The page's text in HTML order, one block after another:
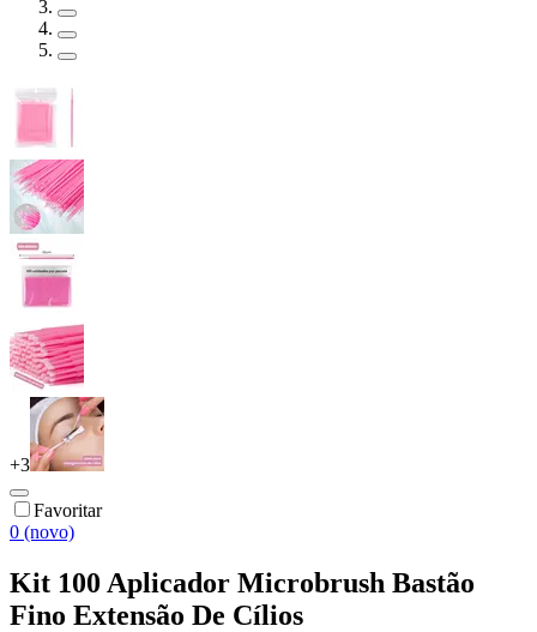
+3
Favoritar
0 (novo)
Kit 100 Aplicador Microbrush Bastão
Fino Extensão De Cílios